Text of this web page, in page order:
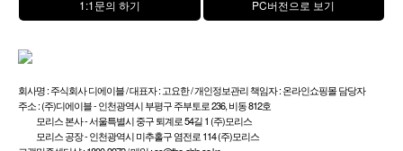
1:1문의 하기 PC버전으로 보기
회사명 : 주식회사 디에이블 / 대표자 : 고요한 / 개인정보관리 책임자 : 온라인쇼핑몰 담당자
주소 : (주)디에이블 - 인천광역시 부평구 주부토로 236, 비동 812호
모리스 본사 - 서울특별시 중구 퇴계로 54길 1 (주)모리스
모리스 공장 - 인천광역시 미추홀구 염전로 114 (주)모리스